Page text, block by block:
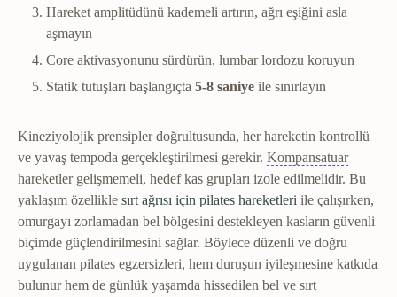
Hareket amplitüdünü kademeli artırın, ağrı eşiğini asla
aşmayın
Core aktivasyonunu sürdürün, lumbar lordozu koruyun
Statik tutuşları başlangıçta 5-8 saniye ile sınırlayın
Kineziyolojik prensipler doğrultusunda, her hareketin kontrollü
ve yavaş tempoda gerçekleştirilmesi gerekir. Kompansatuar
hareketler gelişmemeli, hedef kas grupları izole edilmelidir. Bu
yaklaşım özellikle sırt ağrısı için pilates hareketleri ile çalışırken,
omurgayı zorlamadan bel bölgesini destekleyen kasların güvenli
biçimde güçlendirilmesini sağlar. Böylece düzenli ve doğru
uygulanan pilates egzersizleri, hem duruşun iyileşmesine katkıda
bulunur hem de günlük yaşamda hissedilen bel ve sırt